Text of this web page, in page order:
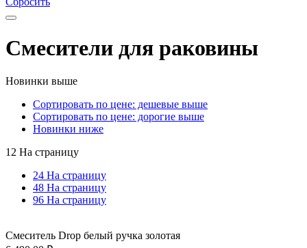
Смесители для раковины
Новинки выше
Сортировать по цене: дешевые выше
Сортировать по цене: дорогие выше
Новинки ниже
12 На страницу
24 На страницу
48 На страницу
96 На страницу
Смеситель Drop белый ручка золотая